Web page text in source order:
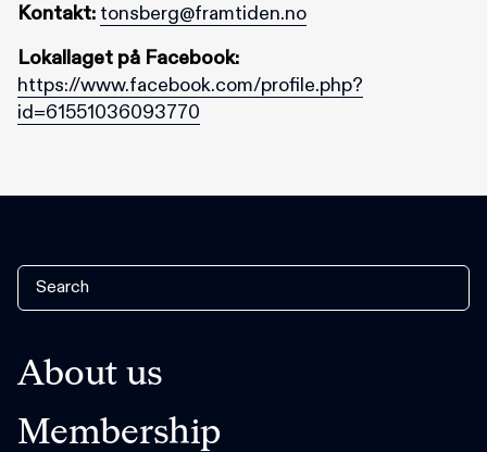
Kontakt: tonsberg@framtiden.no
Lokallaget på Facebook:
https://www.facebook.com/profile.php?
id=61551036093770
About us
Membership